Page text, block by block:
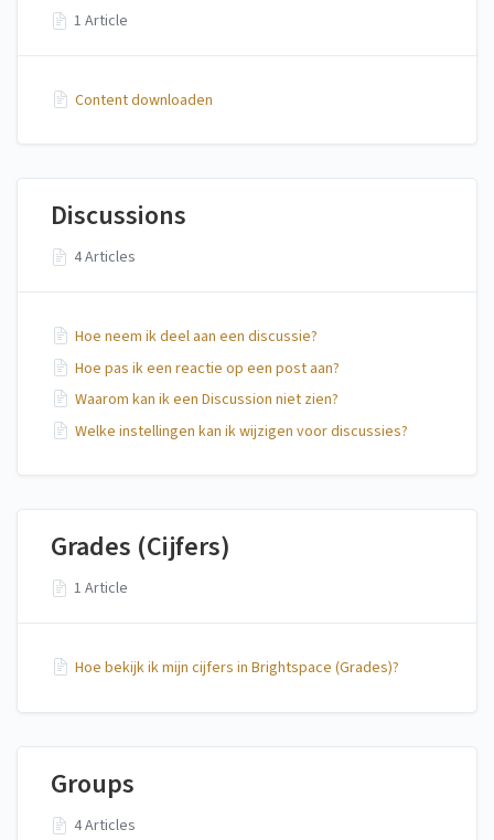
1 Article
Content downloaden
Discussions
4 Articles
Hoe neem ik deel aan een discussie?
Hoe pas ik een reactie op een post aan?
Waarom kan ik een Discussion niet zien?
Welke instellingen kan ik wijzigen voor discussies?
Grades (Cijfers)
1 Article
Hoe bekijk ik mijn cijfers in Brightspace (Grades)?
Groups
4 Articles